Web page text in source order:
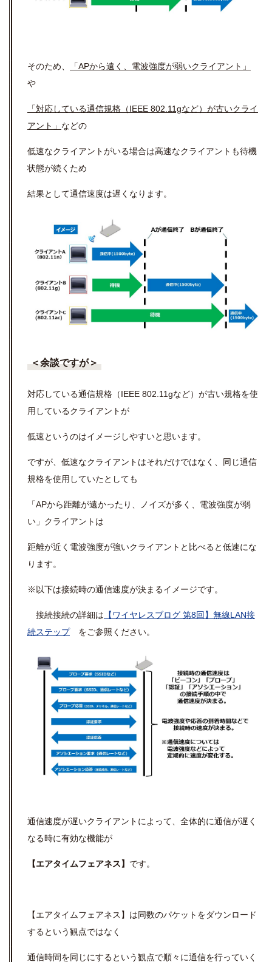
そのため、
「APから遠く、電波強度が弱いクライアント」
や
「対応している通信規格（IEEE 802.11gなど）が古いクライ
アント」 などの
低速なクライアントがいる場合は高速なクライアントも待機
状態が続くため
結果として通信速度は遅くなります。
＜余談ですが＞
対応している通信規格（IEEE 802.11gなど）が古い規格を使
用しているクライアントが
低速というのはイメージしやすいと思います。
ですが、低速なクライアントはそれだけではなく、同じ通信
規格を使用していたとしても
「APから距離が遠かったり、ノイズが多く、電波強度が弱
い」クライアントは
距離が近く電波強度が強いクライアントと比べると低速にな
ります。
※以下は接続時の通信速度が決まるイメージです。
接続接続の詳細は 【ワイヤレスブログ 第8回】無線LAN接
続ステップをご参照ください。
通信速度が遅いクライアントによって、全体的に通信が遅く
なる時に有効な機能が
【エアタイムフェアネス】 です。
【エアタイムフェアネス】は同数のパケットをダウンロード
するという観点ではなく
通信時間を同じにするという観点で順々に通信を行っていく